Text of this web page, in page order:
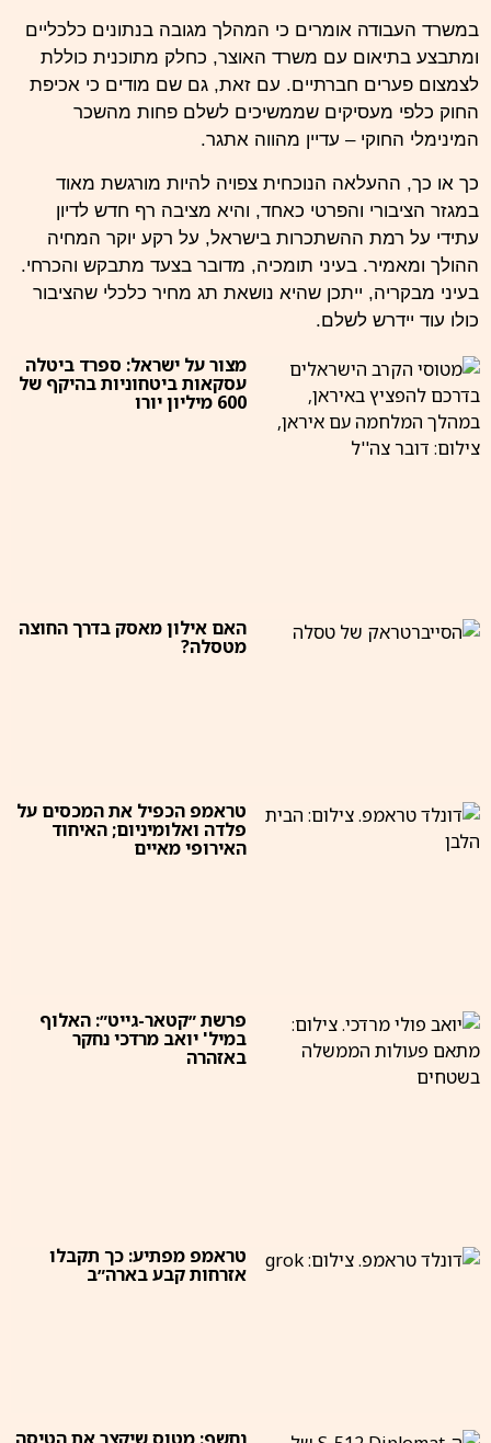
במשרד העבודה אומרים כי המהלך מגובה בנתונים כלכליים
ומתבצע בתיאום עם משרד האוצר, כחלק מתוכנית כוללת
לצמצום פערים חברתיים. עם זאת, גם שם מודים כי אכיפת
החוק כלפי מעסיקים שממשיכים לשלם פחות מהשכר
המינימלי החוקי – עדיין מהווה אתגר.
כך או כך, ההעלאה הנוכחית צפויה להיות מורגשת מאוד
במגזר הציבורי והפרטי כאחד, והיא מציבה רף חדש לדיון
עתידי על רמת ההשתכרות בישראל, על רקע יוקר המחיה
ההולך ומאמיר. בעיני תומכיה, מדובר בצעד מתבקש והכרחי.
בעיני מבקריה, ייתכן שהיא נושאת תג מחיר כלכלי שהציבור
כולו עוד יידרש לשלם.
מצור על ישראל: ספרד ביטלה
עסקאות ביטחוניות בהיקף של
600 מיליון יורו
האם אילון מאסק בדרך החוצה
מטסלה?
טראמפ הכפיל את המכסים על
פלדה ואלומיניום; האיחוד
האירופי מאיים
פרשת ״קטאר-גייט״: האלוף
במיל' יואב מרדכי נחקר
באזהרה
טראמפ מפתיע: כך תקבלו
אזרחות קבע בארה״ב